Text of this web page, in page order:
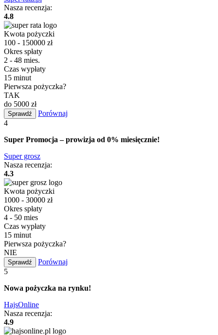
Nasza recenzja:
4.8
Kwota pożyczki
100 - 150000 zł
Okres spłaty
2 - 48 mies.
Czas wypłaty
15 minut
Pierwsza pożyczka?
TAK
do 5000 zł
Sprawdź
Porównaj
4
Super Promocja – prowizja od 0% miesięcznie!
Super grosz
Nasza recenzja:
4.3
Kwota pożyczki
1000 - 30000 zł
Okres spłaty
4 - 50 mies
Czas wypłaty
15 minut
Pierwsza pożyczka?
NIE
Sprawdź
Porównaj
5
Nowa pożyczka na rynku!
HajsOnline
Nasza recenzja:
4.9